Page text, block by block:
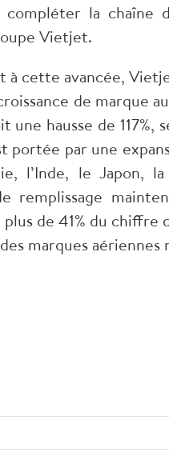
compléter la chaîne
Vietjet.
à cette avancée,
de marque
une hausse de
portée par une
l’Inde, le Japon,
remplissage
de 41% du chiffre
marques